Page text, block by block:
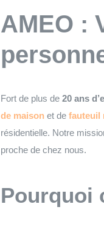
AMEO :
Fort de plus de 20 ans
de maisonet de fauteuil
résidentielle. Notre
proche de chez nous.
Pourquoi